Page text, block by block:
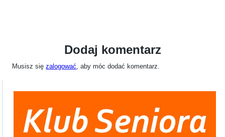
Dodaj komentarz
Musisz sięzalogować , aby móc dodać komentarz.